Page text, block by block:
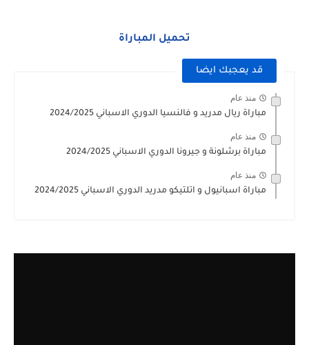
تحميل المباراة
قد يعجبك ايضا
منذ عام
مباراة ريال مدريد و فالنسيا الدوري الاسباني 2024/2025
منذ عام
مباراة برشلونة و جيرونا الدوري الاسباني 2024/2025
منذ عام
مباراة اسبانيول و اتلتيكو مدريد الدوري الاسباني 2024/2025